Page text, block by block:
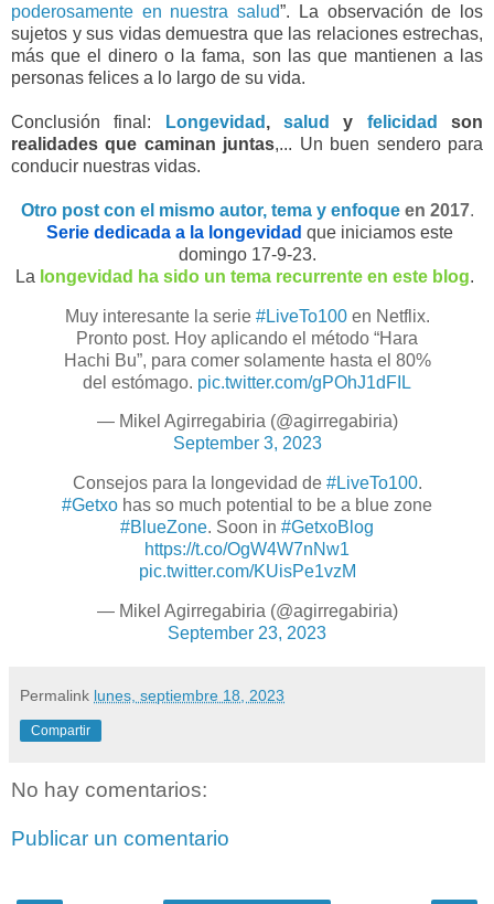
poderosamente en nuestra salud”.
La observación de los
sujetos y sus vidas demuestra que las relaciones estrechas,
más que el dinero o la fama, son las que mantienen a las
personas felices a lo largo de su vida.
Conclusión final: Longevidad ,salud y felicidad
son
realidades que caminan juntas,... Un buen sendero para
conducir nuestras vidas.
Otro post con el mismo autor, tema y enfoqueen 2017.
Serie dedicada a la longevidad que iniciamos este
domingo 17-9-23.
La longevidad ha sido un tema recurrente en este blog.
Muy interesante la serie #LiveTo100en Netflix.
Pronto post. Hoy aplicando el método “Hara
Hachi Bu”, para comer solamente hasta el 80%
del estómago. pic.twitter.com/gPOhJ1dFIL
— Mikel Agirregabiria (@agirregabiria)
September 3, 2023
Consejos para la longevidad de #LiveTo100.
#Getxo has so much potential to be a blue zone
#BlueZone. Soon in #GetxoBlog
https://t.co/OgW4W7nNw1
pic.twitter.com/KUisPe1vzM
— Mikel Agirregabiria (@agirregabiria)
September 23, 2023
Permalink lunes, septiembre 18, 2023
Compartir
No hay comentarios:
Publicar un comentario